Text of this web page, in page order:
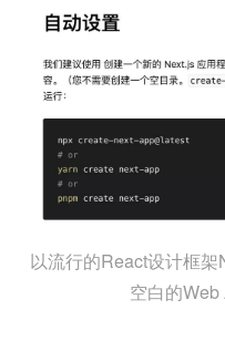
以流行的React设计框
空白的Web